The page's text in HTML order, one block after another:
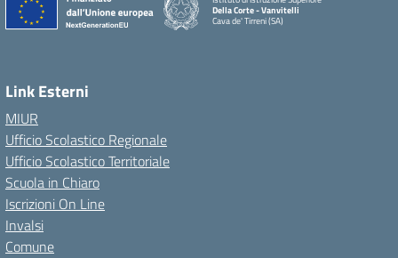
Della Corte - Vanvitelli
Cava de' Tirreni (SA)
Link Esterni
MIUR
Ufficio Scolastico Regionale
Ufficio Scolastico Territoriale
Scuola in Chiaro
Iscrizioni On Line
Invalsi
Comune